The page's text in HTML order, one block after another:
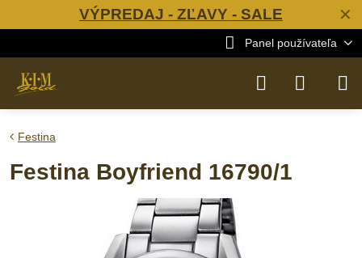
✕
VÝPREDAJ - ZĽAVY - SALE
Panel používateľa
Festina
Festina Boyfriend 16790/1